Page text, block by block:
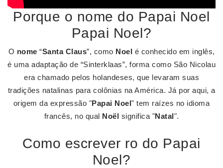
Porque o nome do Papai Noel
Papai Noel?
O nome “Santa Claus”, como Noel é conhecido em inglês,
é uma adaptação de “Sinterklaas”, forma como São Nicolau
era chamado pelos holandeses, que levaram suas
tradições natalinas para colônias na América. Já por aqui, a
origem da expressão "Papai Noel" tem raízes no idioma
francês, no qual Noël significa "Natal".
Como escrever ro do Papai
Noel?